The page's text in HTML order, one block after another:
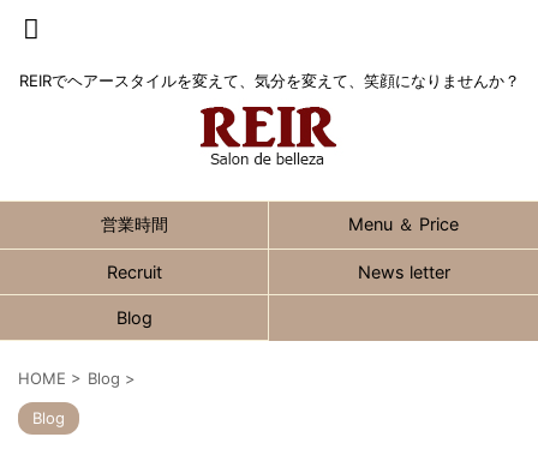
REIRでヘアースタイルを変えて、気分を変えて、笑顔になりませんか？
営業時間 Menu ＆ Price
Recruit News letter
Blog
HOME > Blog >
Blog